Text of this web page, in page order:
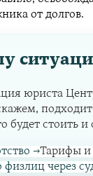
от долгов.
юриста
будет стоить и
→Тарифы и
физлиц через